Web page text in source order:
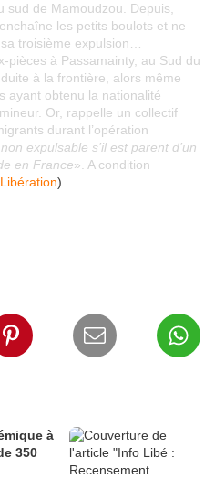
sud de Mamoudzou. Depuis,
les petits boulots et ne
troisième expulsion…
pièces à Passamainty, au Sud du
à la frontière, alors même
ayant obtenu la nationalité
Or, rappelle un collectif
durant l’opération
expulsable s’il est parent d’un
en France». A condition
)
à
350